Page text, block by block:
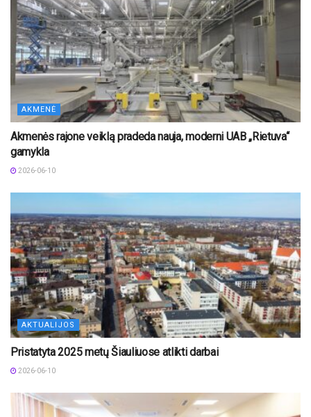
AKMENĖ
Akmenės rajone veiklą pradeda nauja, moderni UAB „Rietuva“
gamykla
2026-06-10
AKTUALIJOS
Pristatyta 2025 metų Šiauliuose atlikti darbai
2026-06-10